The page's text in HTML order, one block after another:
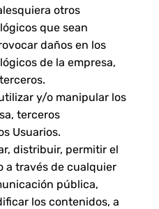
otros
que sean
daños en los
de la empresa,
y/o manipular los
terceros
Usuarios.
distribuir, permitir el
a través de cualquier
pública,
los contenidos, a